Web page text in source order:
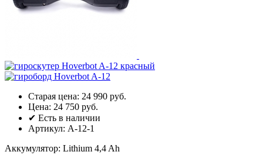
Старая цена: 24 990 руб.
Цена: 24 750 руб.
✔ Есть в наличии
Артикул: А-12-1
Аккумулятор: Lithium 4,4 Ah